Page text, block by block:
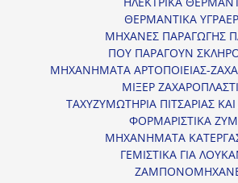
ΘΕΡΜΑΝΤΙΚΑ
ΜΗΧΑΝΕΣ ΠΑΡΑΓΩΓΗΣ
ΠΟΥ ΠΑΡΑΓΟΥΝ
ΜΗΧΑΝΗΜΑΤΑ ΑΡΤΟΠΟΙΕΙΑΣ-
ΜΙΞΕΡ
ΤΑΧΥΖΥΜΩΤΗΡΙΑ ΠΙΤΣΑΡΙΑΣ
ΦΟΡΜΑΡΙΣΤΙΚΑ
ΜΗΧΑΝΗΜΑΤΑ
ΓΕΜΙΣΤΙΚΑ ΓΙΑ